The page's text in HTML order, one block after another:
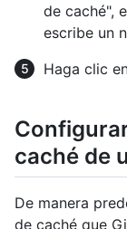
de caché",
escribe un
Haga clic
caché de
De manera
de caché que